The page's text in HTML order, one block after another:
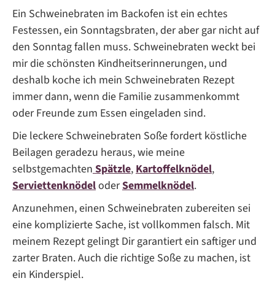
Ein Schweinebraten im Backofen ist ein echtes
Festessen, ein Sonntagsbraten, der aber gar nicht auf
den Sonntag fallen muss. Schweinebraten weckt bei
mir die schönsten Kindheitserinnerungen, und
deshalb koche ich mein Schweinebraten Rezept
immer dann, wenn die Familie zusammenkommt
oder Freunde zum Essen eingeladen sind.
Die leckere Schweinebraten Soße fordert köstliche
Beilagen geradezu heraus, wie meine
selbstgemachtenSpätzle,Kartoffelknödel,
ServiettenknödeloderSemmelknödel.
Anzunehmen, einen Schweinebraten zubereiten sei
eine komplizierte Sache, ist vollkommen falsch. Mit
meinem Rezept gelingt Dir garantiert ein saftiger und
zarter Braten. Auch die richtige Soße zu machen, ist
ein Kinderspiel.